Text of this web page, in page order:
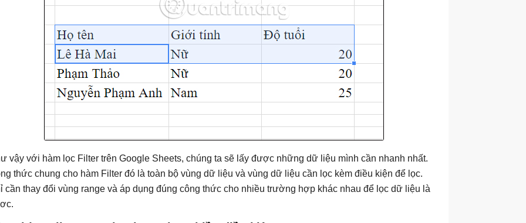
vậy với hàm lọc Filter trên Google Sheets, chúng ta sẽ lấy được những dữ liệu mình cần nhanh nhất.
thức chung cho hàm Filter đó là toàn bộ vùng dữ liệu và vùng dữ liệu cần lọc kèm điều kiện để lọc.
cần thay đổi vùng range và áp dụng đúng công thức cho nhiều trường hợp khác nhau để lọc dữ liệu là